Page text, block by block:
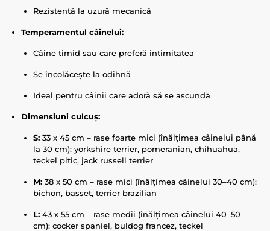
Rezistentă la uzură mecanică
Temperamentul câinelui:
Câine timid sau care preferă intimitatea
Se încolăcește la odihnă
Ideal pentru câinii care adoră să se ascundă
Dimensiuni culcuș:
S: 33 x 45 cm – rase foarte mici (înălțimea câinelui până
la 30 cm): yorkshire terrier, pomeranian, chihuahua,
teckel pitic, jack russell terrier
M: 38 x 50 cm – rase mici (înălțimea câinelui 30–40 cm):
bichon, basset, terrier brazilian
L: 43 x 55 cm – rase medii (înălțimea câinelui 40–50
cm): cocker spaniel, buldog francez, teckel